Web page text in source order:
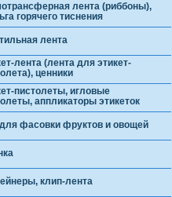
лента (риббоны),
горячего тиснения
лента
лента (лента для этикет-
ценники
пистолеты, игловые
аппликаторы этикеток
фасовки фруктов и овощей
клип-лента